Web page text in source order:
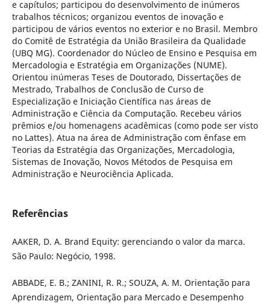
e capítulos; participou do desenvolvimento de inúmeros
trabalhos técnicos; organizou eventos de inovação e
participou de vários eventos no exterior e no Brasil. Membro
do Comitê de Estratégia da União Brasileira da Qualidade
(UBQ MG). Coordenador do Núcleo de Ensino e Pesquisa em
Mercadologia e Estratégia em Organizações (NUME).
Orientou inúmeras Teses de Doutorado, Dissertações de
Mestrado, Trabalhos de Conclusão de Curso de
Especialização e Iniciação Científica nas áreas de
Administração e Ciência da Computação. Recebeu vários
prêmios e/ou homenagens acadêmicas (como pode ser visto
no Lattes). Atua na área de Administração com ênfase em
Teorias da Estratégia das Organizações, Mercadologia,
Sistemas de Inovação, Novos Métodos de Pesquisa em
Administração e Neurociência Aplicada.
Referências
AAKER, D. A. Brand Equity: gerenciando o valor da marca.
São Paulo: Negócio, 1998.
ABBADE, E. B.; ZANINI, R. R.; SOUZA, A. M. Orientação para
Aprendizagem, Orientação para Mercado e Desempenho